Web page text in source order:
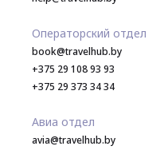
Операторский отдел
book@travelhub.by
+375 29 108 93 93
+375 29 373 34 34
Авиа отдел
avia@travelhub.by